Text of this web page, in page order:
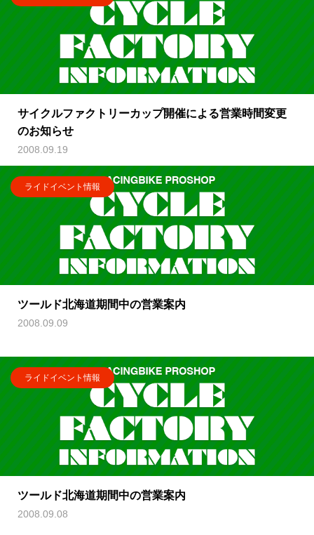
サイクルファクトリーカップ開催による営業時間変更
のお知らせ
2008.09.19
ライドイベント情報
ツールド北海道期間中の営業案内
2008.09.09
ライドイベント情報
ツールド北海道期間中の営業案内
2008.09.08